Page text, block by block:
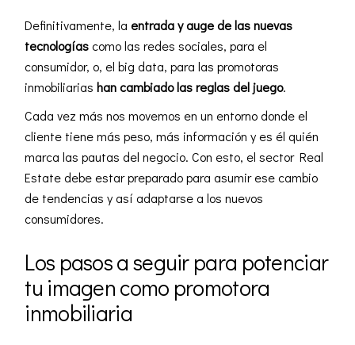
Definitivamente, la entrada y auge de las nuevas
tecnologías como las redes sociales, para el
consumidor, o, el big data, para las promotoras
inmobiliariashan cambiado las reglas del juego.
Cada vez más nos movemos en un entorno donde el
cliente tiene más peso, más información y es él quién
marca las pautas del negocio. Con esto, el sector Real
Estate debe estar preparado para asumir ese cambio
de tendencias y así adaptarse a los nuevos
consumidores.
Los pasos a seguir para potenciar
tu imagen como promotora
inmobiliaria